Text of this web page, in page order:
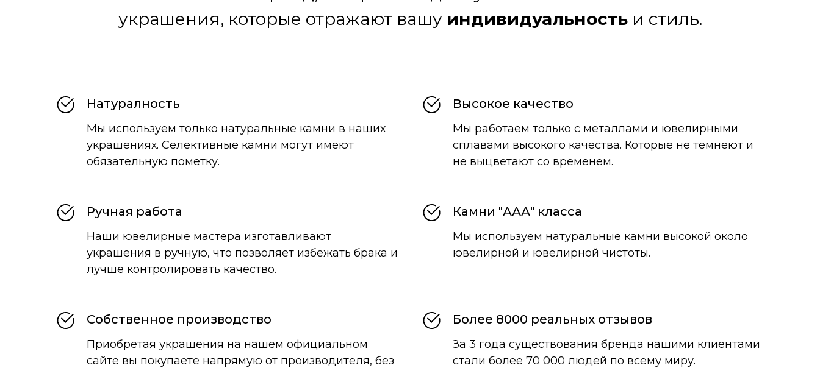
украшения, которые отражают вашу индивидуальностьи стиль.
Натуралность
Мы используем только натуральные камни в наших
украшениях. Селективные камни могут имеют
обязательную пометку.
Высокое качество
Мы работаем только с металлами и ювелирными
сплавами высокого качества. Которые не темнеют и
не выцветают со временем.
Ручная работа
Наши ювелирные мастера изготавливают
украшения в ручную, что позволяет избежать брака и
лучше контролировать качество.
Камни "ААА" класса
Мы используем натуральные камни высокой около
ювелирной и ювелирной чистоты.
Собственное производство
Приобретая украшения на нашем официальном
сайте вы покупаете напрямую от производителя, без
Более 8000 реальных отзывов
За 3 года существования бренда нашими клиентами
стали более 70 000 людей по всему миру.